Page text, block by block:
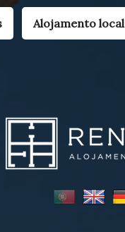
Alojamento local